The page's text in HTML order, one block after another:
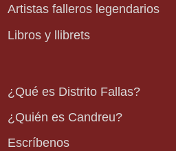
Artistas falleros legendarios
Libros y llibrets
¿Qué es Distrito Fallas?
¿Quién es Candreu?
Escríbenos